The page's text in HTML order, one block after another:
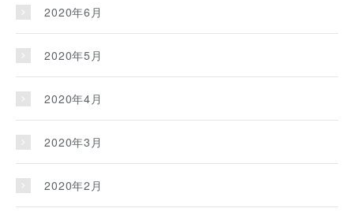
2020年6月
2020年5月
2020年4月
2020年3月
2020年2月